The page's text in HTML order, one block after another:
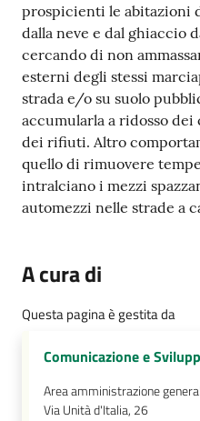
prospicienti le abitazioni
dalla neve e dal ghiaccio
cercando di non
esterni degli stessi
strada e/o su suolo
accumularla a ridosso
dei rifiuti. Altro
quello di rimuovere
intralciano i mezzi
automezzi nelle strade a
A cura di
Questa pagina è gestita da
Comunicazione e
Area amministrazione
Via Unità d'Italia, 26